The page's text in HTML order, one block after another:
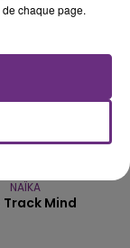
NAÏKA
Track Mind
chaque page.